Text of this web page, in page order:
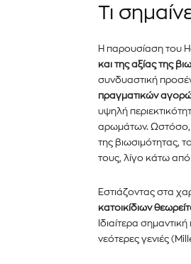
πρώτοι
Για να
κάντε
Τι
Η παρουσίαση του
και της αξίας της
συνδυαστική
πραγματικών
υψηλή
αρωμάτων. Ωστόσο,
της βιωσιμότητας,
τους, λίγο κάτω από
Εστιάζοντας στα
κατοικίδιων
Ιδιαίτερα
νεότερες γενιές (M